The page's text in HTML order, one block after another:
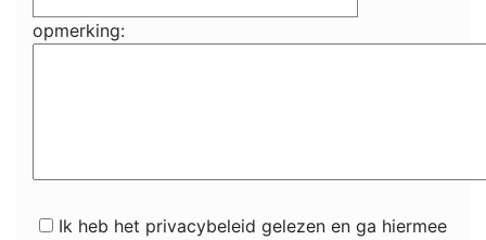
opmerking:
Ik heb het privacybeleid gelezen en ga hiermee